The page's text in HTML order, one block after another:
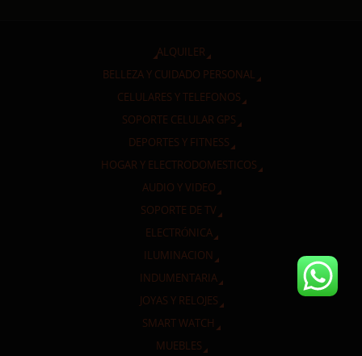
ALQUILER
BELLEZA Y CUIDADO PERSONAL
CELULARES Y TELEFONOS
SOPORTE CELULAR GPS
DEPORTES Y FITNESS
HOGAR Y ELECTRODOMESTICOS
AUDIO Y VIDEO
SOPORTE DE TV
ELECTRÓNICA
ILUMINACION
INDUMENTARIA
JOYAS Y RELOJES
SMART WATCH
MUEBLES